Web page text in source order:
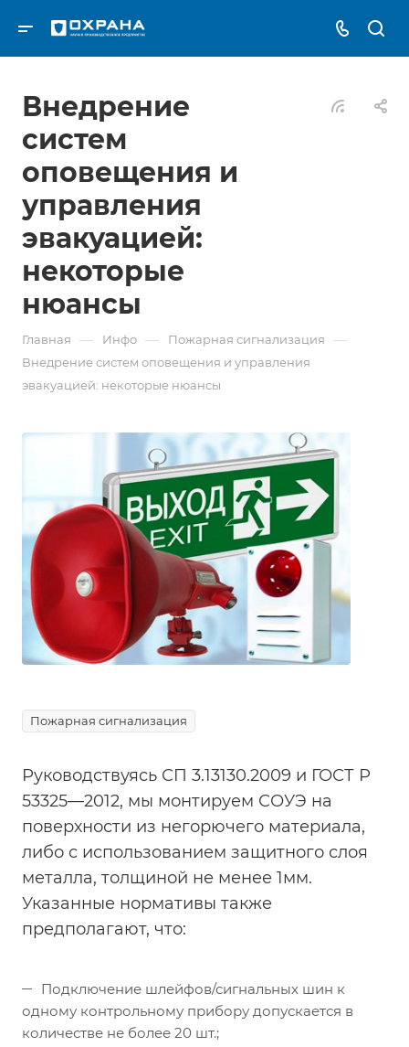
Внедрение
систем
оповещения и
управления
эвакуацией:
некоторые
нюансы
Главная — Инфо — Пожарная сигнализация —
Внедрение систем оповещения и управления
эвакуацией: некоторые нюансы
Пожарная сигнализация
Руководствуясь СП 3.13130.2009 и ГОСТ Р
53325—2012, мы монтируем СОУЭ на
поверхности из негорючего материала,
либо с использованием защитного слоя
металла, толщиной не менее 1мм.
Указанные нормативы также
предполагают, что:
Подключение шлейфов/сигнальных шин к
одному контрольному прибору допускается в
количестве не более 20 шт.;